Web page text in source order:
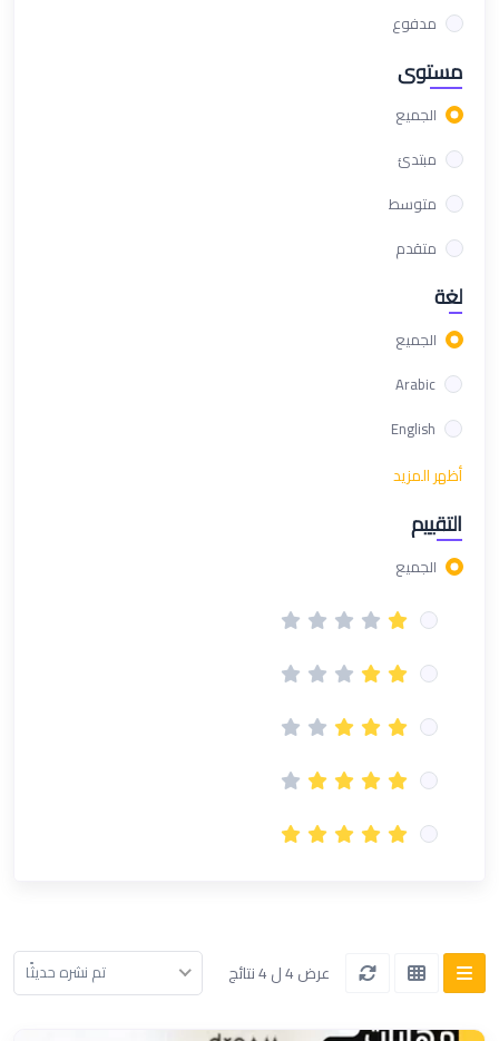
مدفوع
مستوى
الجميع
مبتدئ
متوسط
متقدم
لغة
الجميع
Arabic
English
أظهر المزيد
التقييم
الجميع
عرض 4 ل 4 نتائج تم نشره حديثًا